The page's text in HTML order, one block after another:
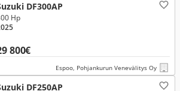
DF300AP
800€
Hp
Espoo, Pohjankurun Venevälitys Oy
DF250AP